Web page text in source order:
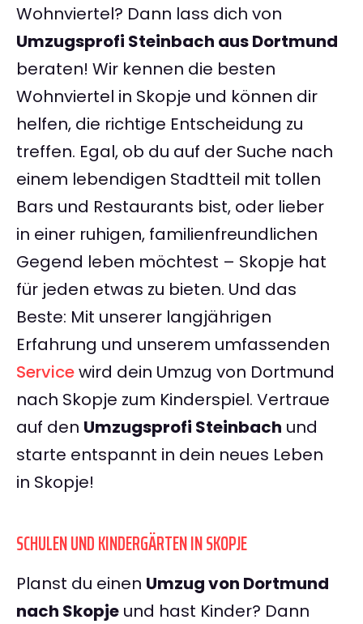
Wohnviertel? Dann lass dich von
Umzugsprofi Steinbach aus Dortmund
beraten! Wir kennen die besten
Wohnviertel in Skopje und können dir
helfen, die richtige Entscheidung zu
treffen. Egal, ob du auf der Suche nach
einem lebendigen Stadtteil mit tollen
Bars und Restaurants bist, oder lieber
in einer ruhigen, familienfreundlichen
Gegend leben möchtest – Skopje hat
für jeden etwas zu bieten. Und das
Beste: Mit unserer langjährigen
Erfahrung und unserem umfassenden
Servicewird dein Umzug von Dortmund
nach Skopje zum Kinderspiel. Vertraue
auf den Umzugsprofi Steinbach und
starte entspannt in dein neues Leben
in Skopje!
SCHULEN UND KINDERGÄRTEN IN SKOPJE
Planst du einen Umzug von Dortmund
nach Skopje und hast Kinder? Dann